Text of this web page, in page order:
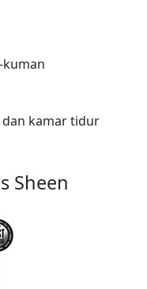
kamar tidur
Sheen